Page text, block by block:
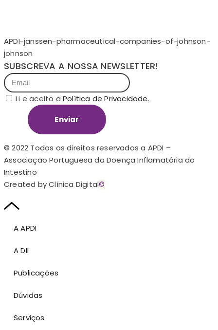
APDI-janssen-pharmaceutical-companies-of-johnson-
johnson
SUBSCREVA A NOSSA NEWSLETTER!
Li e aceito aPolítica de Privacidade.
Enviar
© 2022 Todos os direitos reservados a APDI –
Associação Portuguesa da Doença Inflamatória do
Intestino
Created by Clínica Digital©
A APDI
A DII
Publicações
Dúvidas
Serviços